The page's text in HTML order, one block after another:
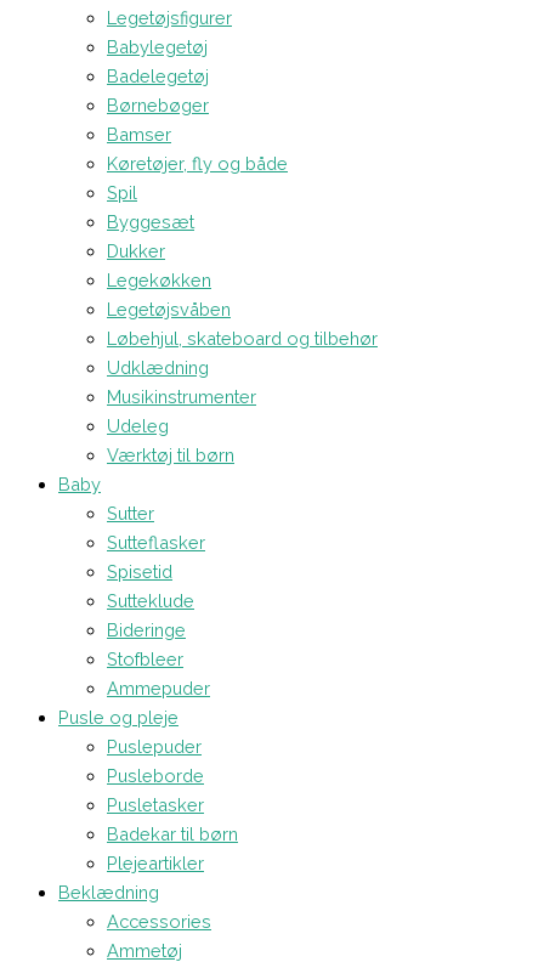
Legetøjsfigurer
Babylegetøj
Badelegetøj
Børnebøger
Bamser
Køretøjer, fly og både
Spil
Byggesæt
Dukker
Legekøkken
Legetøjsvåben
Løbehjul, skateboard og tilbehør
Udklædning
Musikinstrumenter
Udeleg
Værktøj til børn
Baby
Sutter
Sutteflasker
Spisetid
Sutteklude
Bideringe
Stofbleer
Ammepuder
Pusle og pleje
Puslepuder
Pusleborde
Pusletasker
Badekar til børn
Plejeartikler
Beklædning
Accessories
Ammetøj